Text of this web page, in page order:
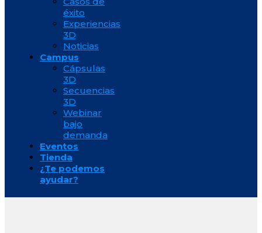
éxito
Experiencias
3D
Noticias
Campus
Cápsulas
3D
Secuencias
3D
Webinar
bajo
demanda
Eventos
Tienda
¿Te podemos
ayudar?